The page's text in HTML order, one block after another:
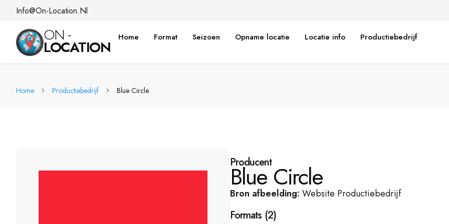
Info@on-Location.nl
ON -
LOCATION
Home Format Seizoen Opname locatie Locatie info Productiebedrijf
Home Productiebedrijf Blue Circle
Producent
Blue Circle
Bron afbeelding: Website Productiebedrijf
Formats (2)